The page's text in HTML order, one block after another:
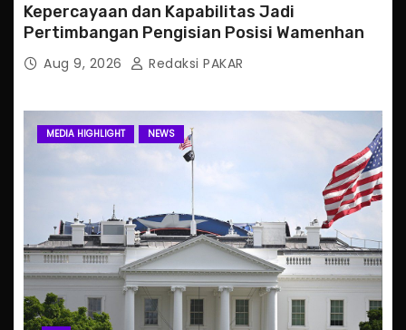
Kepercayaan dan Kapabilitas Jadi
Pertimbangan Pengisian Posisi Wamenhan
Aug 9, 2026 Redaksi PAKAR
MEDIA HIGHLIGHT NEWS